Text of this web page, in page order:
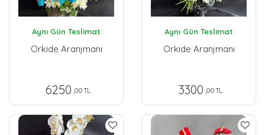
Aynı Gün Teslimat
Orkide Aranjmanı
6250 ,00 TL
Aynı Gün Teslimat
Orkide Aranjmanı
3300 ,00 TL